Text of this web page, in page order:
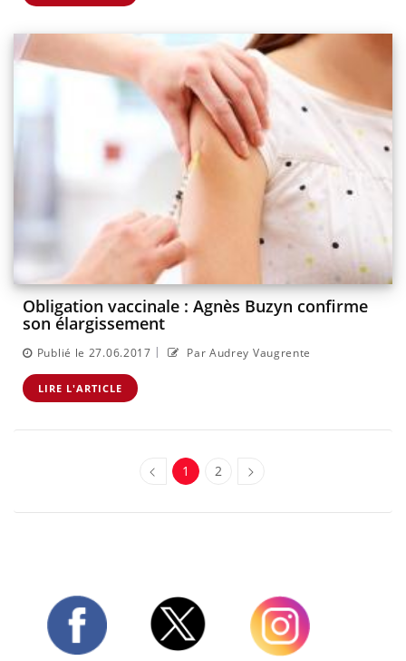
Obligation vaccinale : Agnès Buzyn confirme
son élargissement
Publié le 27.06.2017 | Par Audrey Vaugrente
LIRE L'ARTICLE
1 2